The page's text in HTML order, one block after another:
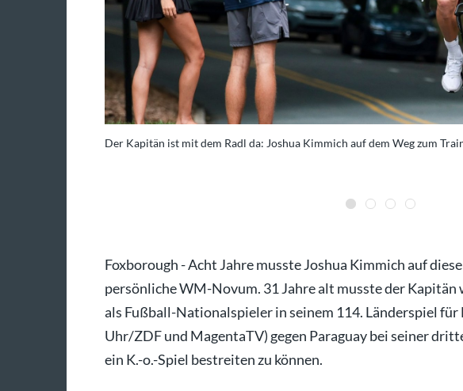
Der Kapitän ist mit dem Radl da: Joshua Kimmich auf dem Weg zum
Foxborough - Acht Jahre musste Joshua Kimmich auf
persönliche WM-Novum. 31 Jahre alt musste der Kapitän
als Fußball-Nationalspieler in seinem 114. Länderspiel
Uhr/ZDF und MagentaTV) gegen Paraguay bei seiner
ein K.-o.-Spiel bestreiten zu können.